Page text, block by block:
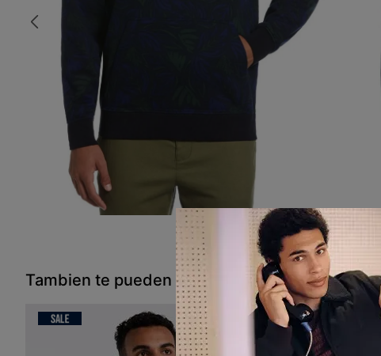
Tambien te pueden interesar